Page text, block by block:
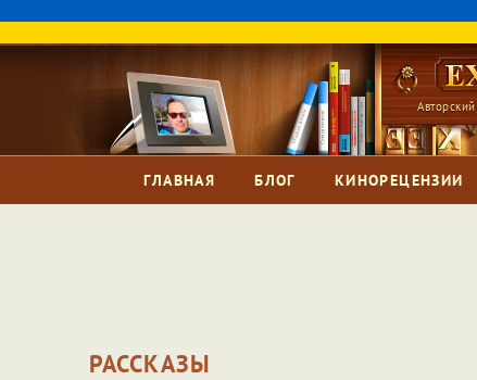
ГЛАВНАЯ БЛОГ КИНОРЕЦЕНЗИИ
РАССКАЗЫ